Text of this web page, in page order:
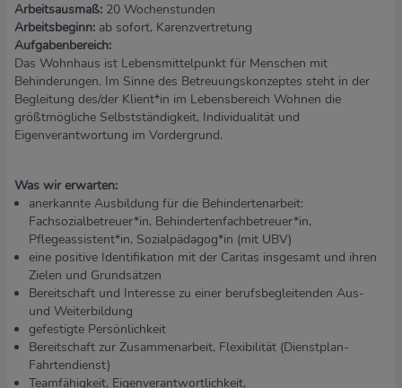
Arbeitsausmaß: 20 Wochenstunden
Arbeitsbeginn: ab sofort, Karenzvertretung
Aufgabenbereich:
Das Wohnhaus ist Lebensmittelpunkt für Menschen mit
Behinderungen. Im Sinne des Betreuungskonzeptes steht in der
Begleitung des/der Klient*in im Lebensbereich Wohnen die
größtmögliche Selbstständigkeit, Individualität und
Eigenverantwortung im Vordergrund.
Was wir erwarten:
anerkannte Ausbildung für die Behindertenarbeit:
Fachsozialbetreuer*in, Behindertenfachbetreuer*in,
Pflegeassistent*in, Sozialpädagog*in (mit UBV)
eine positive Identifikation mit der Caritas insgesamt und ihren
Zielen und Grundsätzen
Bereitschaft und Interesse zu einer berufsbegleitenden Aus-
und Weiterbildung
gefestigte Persönlichkeit
Bereitschaft zur Zusammenarbeit, Flexibilität (Dienstplan-
Fahrtendienst)
Teamfähigkeit, Eigenverantwortlichkeit,